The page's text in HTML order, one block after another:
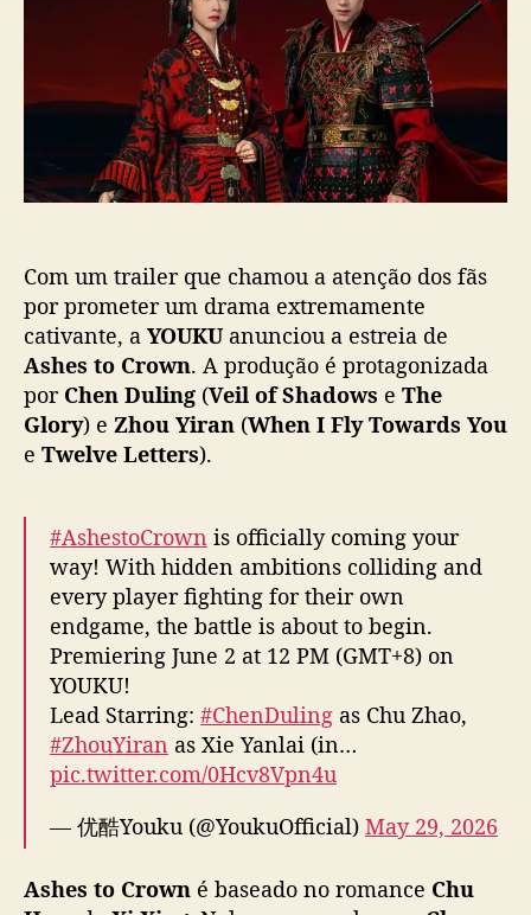
t
b
l
i
c
a
ç
ã
U
a
n
u
n
c
i
a
t
r
e
a
d
e
h
e
t
o
C
o
,
m
Com um trailer que chamou a atenção dos fãs
por prometer um drama extremamente
cativante, a YOUKU anunciou a estreia de
Ashes to Crown. A produção é protagonizada
por Chen Duling (Veil of Shadows e The
Glory) e Zhou Yiran (When I Fly Towards You
e Twelve Letters).
#AshestoCrown is officially coming your
way! With hidden ambitions colliding and
every player fighting for their own
endgame, the battle is about to begin.
Premiering June 2 at 12 PM (GMT+8) on
YOUKU!
Lead Starring: #ChenDuling as Chu Zhao,
#ZhouYiran as Xie Yanlai (in…
pic.twitter.com/0Hcv8Vpn4u
— 优酷Youku (@YoukuOfficial) May 29, 2026
Ashes to Crown é baseado no romance Chu